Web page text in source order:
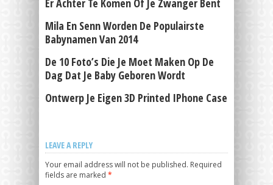
Mila En Senn Worden De Populairste
Babynamen Van 2014
De 10 Foto’s Die Je Moet Maken Op De
Dag Dat Je Baby Geboren Wordt
Ontwerp Je Eigen 3D Printed IPhone Case
LEAVE A REPLY
Your email address will not be published. Required
fields are marked *